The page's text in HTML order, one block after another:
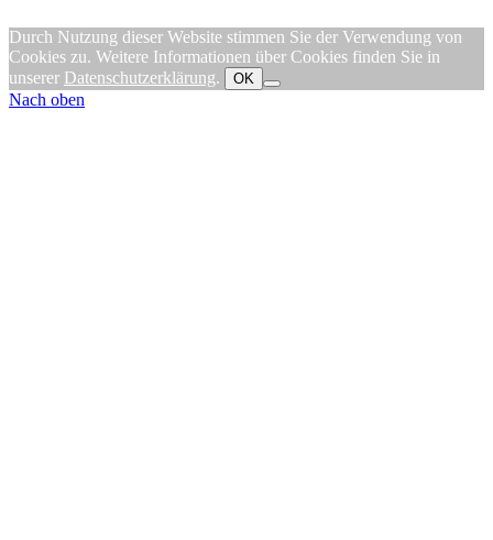
Durch Nutzung dieser Website stimmen Sie der Verwendung von
Cookies zu. Weitere Informationen über Cookies finden Sie in
unserer Datenschutzerklärung. OK
Nach oben